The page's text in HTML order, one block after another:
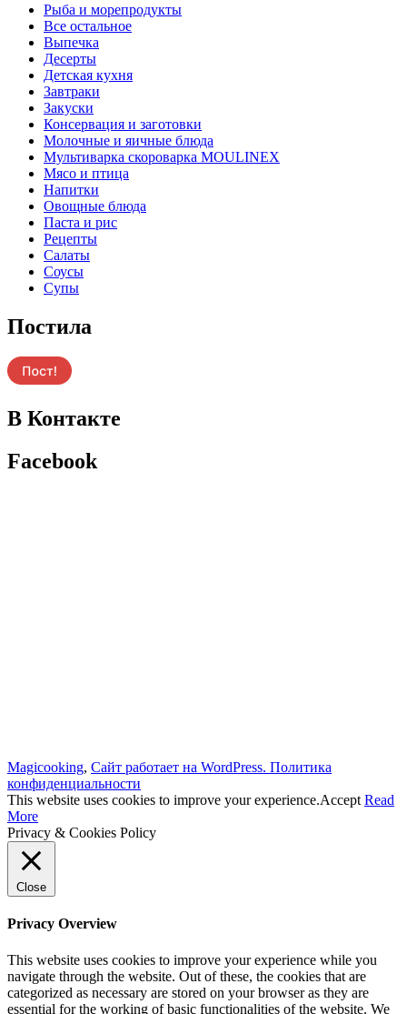
Pыба и морепродукты
Все остальное
Выпечка
Десерты
Детская кухня
Завтраки
Закуски
Консервация и заготовки
Молочные и яичные блюда
Мультиварка скороварка MOULINEX
Мясо и птица
Напитки
Овощные блюда
Паста и рис
Рецепты
Салаты
Соусы
Супы
Постила
В Контакте
Facebook
Magicooking, Сайт работает на WordPress. Политика
конфиденциальности
This website uses cookies to improve your experience.Accept Read
More
Privacy & Cookies Policy
Close
Privacy Overview
This website uses cookies to improve your experience while you
navigate through the website. Out of these, the cookies that are
categorized as necessary are stored on your browser as they are
essential for the working of basic functionalities of the website. We